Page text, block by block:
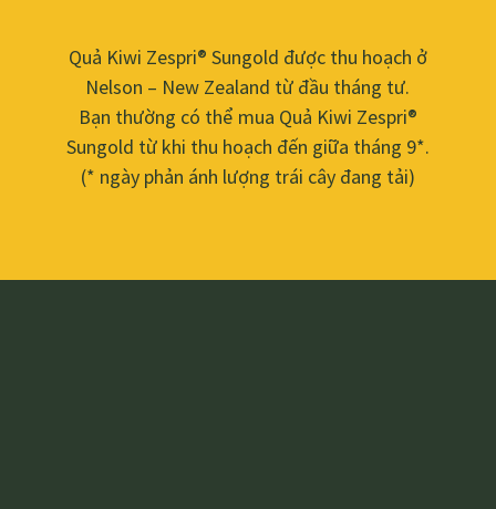
Quả Kiwi Zespri® Sungold được thu hoạch ở
Nelson – New Zealand từ đầu tháng tư.
Bạn thường có thể mua Quả Kiwi Zespri®
Sungold từ khi thu hoạch đến giữa tháng 9*.
(* ngày phản ánh lượng trái cây đang tải)